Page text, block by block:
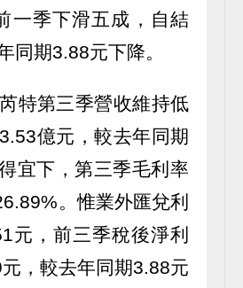
一季下滑五成，自結
同期3.88元下降。
特第三季營收維持低
億元，較去年同期
宜下，第三季毛利率
。惟業外匯兌利
元，前三季稅後淨利
，較去年同期3.88元